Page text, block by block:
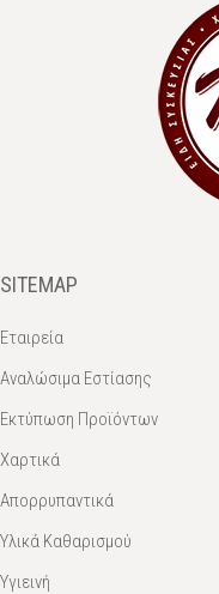
SITEMAP
Εταιρεία
Αναλώσιμα Εστίασης
Εκτύπωση Προϊόντων
Χαρτικά
Απορρυπαντικά
Υλικά Καθαρισμού
Υγιεινή